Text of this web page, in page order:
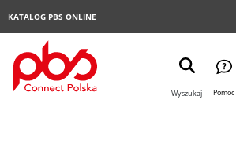
KATALOG PBS ONLINE
Wyszukaj Pomoc